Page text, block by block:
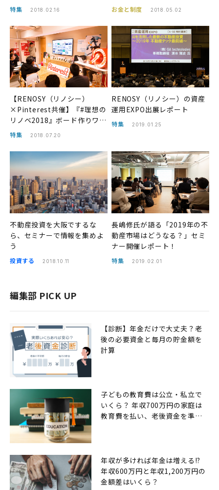
特集 2018.02.16 お金と制度 2018.05.02
【RENOSY（リノシー）
×Pinterest共催】『#理想の
リノベ2018』ボード作りワー
クショップで未来のすまい選
特集 2018.07.20
RENOSY（リノシー）の資産
運用EXPO出展レポート
特集 2019.01.25
不動産投資を大阪でするな
ら、セミナーで情報を集めよ
う
投資する 2018.10.11
長嶋修氏が語る「2019年の不
動産市場はどうなる？」セミ
ナー開催レポート！
特集 2019.02.01
編集部 PICK UP
【診断】年金だけで大丈夫？老
後の必要資金と毎月の貯金額を
計算
子どもの教育費は公立・私立で
いくら？ 年収700万円の家庭は
教育費を払い、老後資金を準備
年収が多ければ年金は増える!?
年収600万円と年収1,200万円の
金額差はいくら？